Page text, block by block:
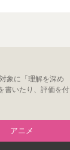
象に「理解を深め
書いたり、評価を付
アニメ